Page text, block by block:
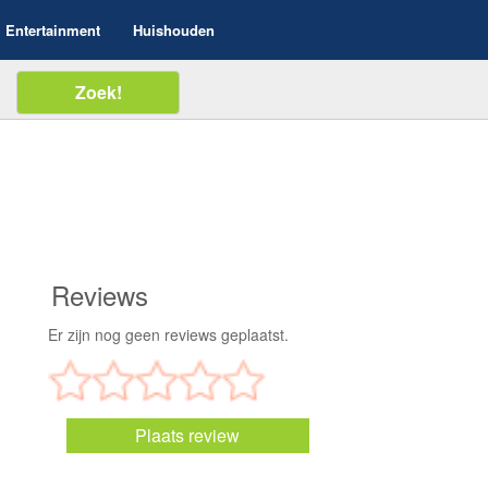
Entertainment Huishouden
Reviews
Er zijn nog geen reviews geplaatst.
Plaats review